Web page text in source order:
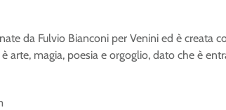
da Fulvio Bianconi per Venini ed è creata
arte, magia, poesia e orgoglio, dato che è